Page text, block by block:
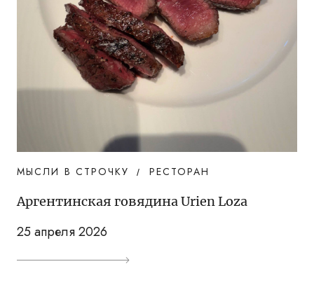
МЫСЛИ В СТРОЧКУ РЕСТОРАН
Аргентинская говядина Urien Loza
25 апреля 2026